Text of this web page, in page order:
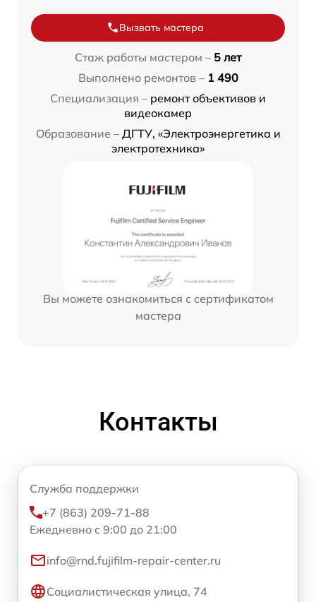
Вызвать мастера
Стаж работы мастером – 5 лет
Выполнено ремонтов – 1 490
Специализация – ремонт объективов и
видеокамер
Образование – ДГТУ, «Электроэнергетика и
электротехника»
Вы можете ознакомиться с сертификатом
мастера
Контакты
Служба поддержки
+7 (863) 209-71-88
Ежедневно с 9:00 до 21:00
info@rnd.fujifilm-repair-center.ru
Социалистическая улица, 74